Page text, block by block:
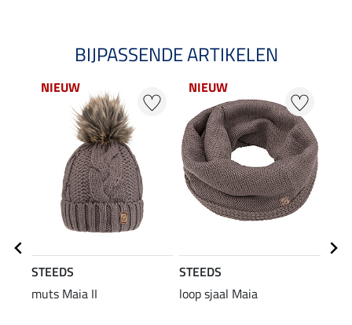
BIJPASSENDE ARTIKELEN
NIEUW
STEEDS
muts Maia II
NIEUW
STEEDS
loop sjaal Maia